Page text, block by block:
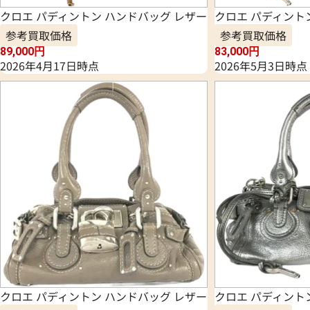
クロエ パディントン ハンドバッグ レザー
参考買取価格
89,000円
2026年4月17日時点
クロエ パディン
参考買取価格
83,000円
2026年5月3日時点
クロエ パディントン ハンドバッグ レザー クロエ パディン